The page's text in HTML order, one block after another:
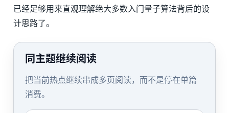
已经足够用来直观理解绝大多数入门量子算法背后的设
计思路了。
同主题继续阅读
把当前热点继续串成多页阅读，而不是停在单篇
消费。